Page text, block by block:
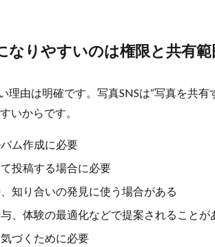
なりやすいのは権限と共有範
理由は明確です。写真SNSは“写真を共有
いからです。
ム作成に必要
投稿する場合に必要
知り合いの発見に使う場合がある
、体験の最適化などで提案されることが
づくために必要